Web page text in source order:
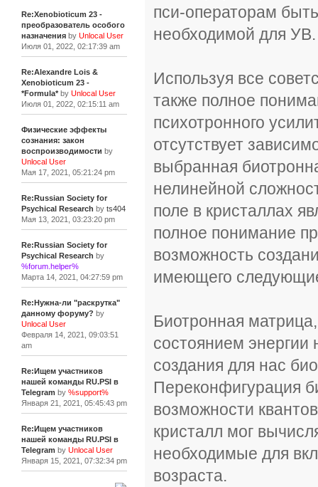
Re:Xenobioticum 23 -
преобразователь особого
назначенияby Unlocal User
Июля 01, 2022, 02:17:39 am
Re:Alexandre Lois &
Xenobioticum 23 -
*Formula*by Unlocal User
Июля 01, 2022, 02:15:11 am
Физические эффекты
сознания: закон
воспроизводимости by
Unlocal User
Мая 17, 2021, 05:21:24 pm
Re:Russian Society for
Psychical Research by ts404
Мая 13, 2021, 03:23:20 pm
Re:Russian Society for
Psychical Research by
%forum.helper%
Марта 14, 2021, 04:27:59 pm
Re:Нужна-ли "раскрутка"
данному форуму? by
Unlocal User
Февраля 14, 2021, 09:03:51
am
Re:Ищем участников
нашей команды RU.PSI в
Telegram by %support%
Января 21, 2021, 05:45:43 pm
Re:Ищем участников
нашей команды RU.PSI в
Telegram by Unlocal User
Января 15, 2021, 07:32:34 pm
пси-операторам
необходимой для УВ.
Используя все
также полное
психотронного
отсутствует
выбранная
нелинейной
поле в кристаллах
полное понимание
возможность
имеющего
Биотронная
состоянием энергии
создания для нас
Переконфигурация
возможности
кристалл мог
необходимые для
возраста.